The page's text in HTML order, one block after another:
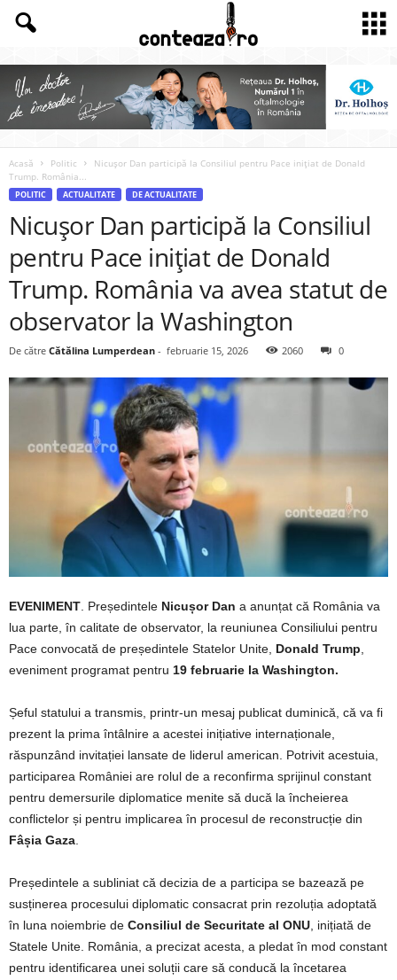
Acasă Politic
Nicușor Dan participă la Consiliul pentru Pace inițiat de Donald
Trump. România...
POLITIC ACTUALITATE DE ACTUALITATE
Nicușor Dan participă la Consiliul
pentru Pace inițiat de Donald
Trump. România va avea statut de
observator la Washington
De către Cătălina Lumperdean - februarie 15, 2026 2060 0
EVENIMENT . Președintele Nicușor Dan a anunțat că România va
lua parte, în calitate de observator, la reuniunea Consiliului pentru
Pace convocată de președintele Statelor Unite, Donald Trump
eveniment programat pentru 19 februarie la Washington.
Șeful statului a transmis, printr-un mesaj publicat duminică, că va fi
prezent la prima întâlnire a acestei inițiative internaționale,
răspunzând invitației lansate de liderul american. Potrivit acestuia,
participarea României are rolul de a reconfirma sprijinul constant
pentru demersurile diplomatice menite să ducă la încheierea
conflictelor și pentru implicarea în procesul de reconstrucție din
Fâșia Gaza
Președintele a subliniat că decizia de a participa se bazează pe
susținerea procesului diplomatic consacrat prin rezoluția adoptată
în luna noiembrie de Consiliul de Securitate al ONU , inițiată de
Statele Unite. România, a precizat acesta, a pledat în mod constant
pentru identificarea unei soluții care să conducă la încetarea